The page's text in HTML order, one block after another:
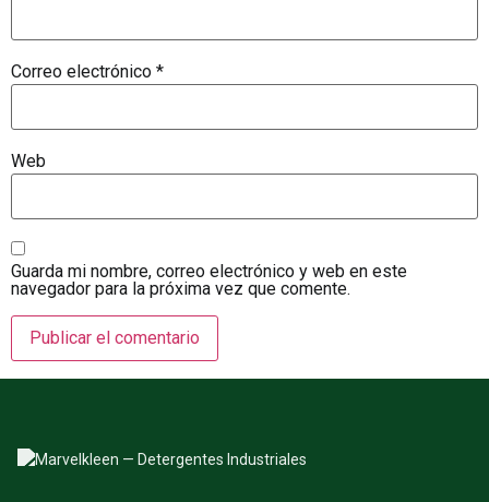
Correo electrónico *
Web
Guarda mi nombre, correo electrónico y web en este
navegador para la próxima vez que comente.